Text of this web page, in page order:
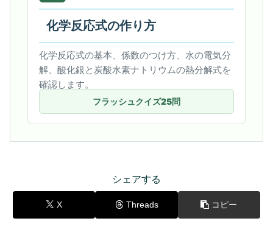
化学反応式の作り方
化学反応式の基本、係数のつけ方、水の電気分
解、酸化銀と炭酸水素ナトリウムの熱分解式を
確認します。
フラッシュクイズ25問
シェアする
X Threads コピー